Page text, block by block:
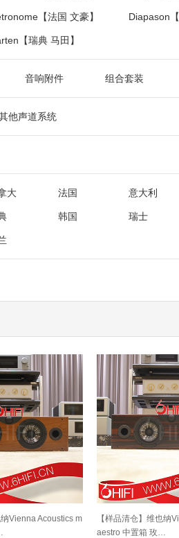
【法国 文豪】
【瑞典 马田】
音响附件 组合套装
他声道系统
大 法国 意大利
韩国 瑞士
纳Vienna Acoustics m
【样品清仓】维也纳
aestro 中置箱 玫…